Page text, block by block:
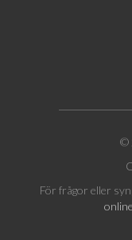
©
För frågor eller